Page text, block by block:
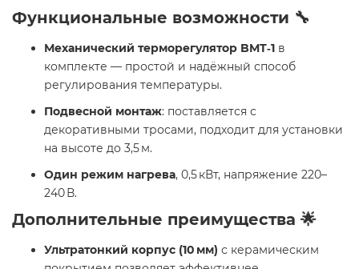
Функциональные возможности 🔧
Механический терморегулятор BMT‑1 в
комплекте — простой и надёжный способ
регулирования температуры.
Подвесной монтаж: поставляется с
декоративными тросами, подходит для установки
на высоте до 3,5 м.
Один режим нагрева, 0,5 кВт, напряжение 220–
240 В.
Дополнительные преимущества 🌟
Ультратонкий корпус (10 мм) с керамическим